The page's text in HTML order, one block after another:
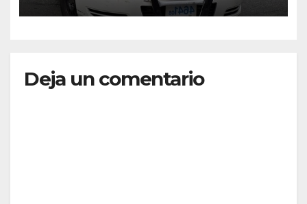
Deja un comentario